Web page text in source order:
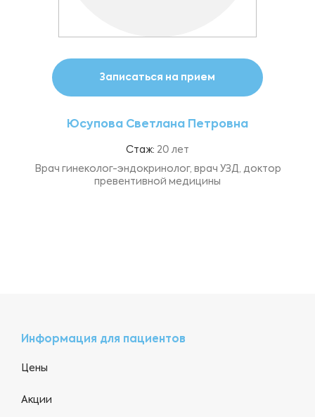
Записаться на прием
Юсупова Светлана Петровна
Стаж: 20 лет
Врач гинеколог-эндокринолог, врач УЗД, доктор
превентивной медицины
Информация для пациентов
Цены
Акции